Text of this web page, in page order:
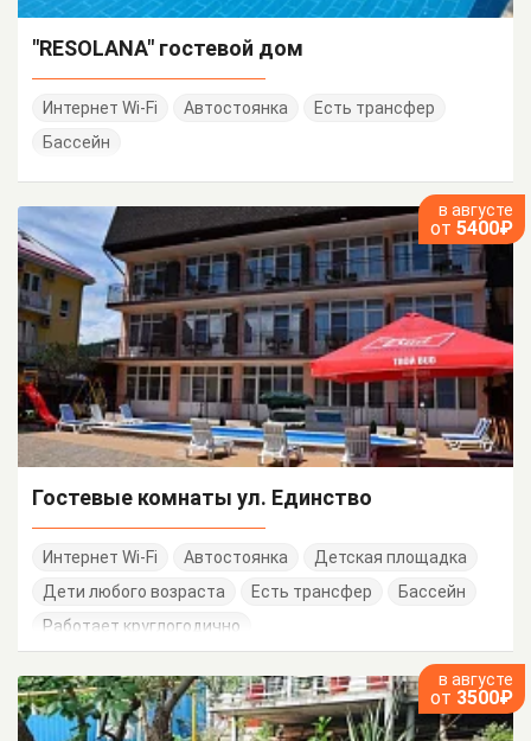
"RESOLANA" гостевой дом
Интернет Wi-Fi Автостоянка
Есть трансфер
Бассейн
в августе
от 5400₽
Гостевые комнаты ул. Единство
Интернет Wi-Fi Автостоянка
Детская площадка
Дети любого возраста
Есть трансфер
Бассейн
Работает круглогодично
в августе
от 3500₽